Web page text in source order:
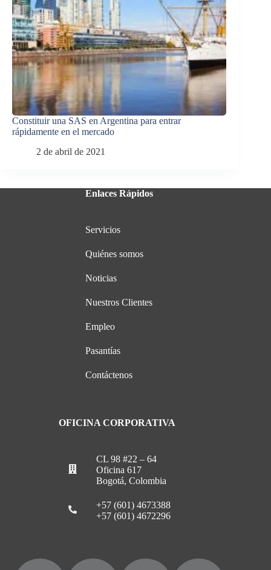
Constituir una SAS en Argentina para entrar
rápidamente en el mercado
2 de abril de 2021
Enlaces Rápidos
Servicios
Quiénes somos
Noticias
Nuestros Clientes
Empleo
Pasantías
Contáctenos
OFICINA CORPORATIVA
CL 98 #22 – 64
Oficina 617
Bogotá, Colombia
+57 (601) 4673388
+57 (601) 4672296